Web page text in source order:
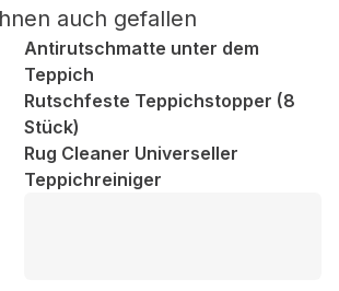
auch gefallen
Antirutschmatte unter dem
Teppich
Rutschfeste Teppichstopper (8
Stück)
Rug Cleaner Universeller
Teppichreiniger
und noch keiner Kategorie zugeordnet
Alle ablehnen
Einstellungen speichern
Alle akzeptieren